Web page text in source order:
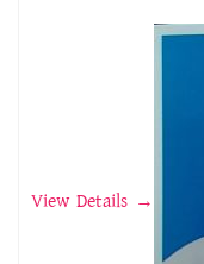
View Details →